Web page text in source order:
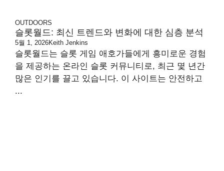
OUTDOORS
슬롯월드: 최신 트렌드와 변화에 대한 심층 분석
5월 1, 2026Keith Jenkins
슬롯월드는 슬롯 게임 애호가들에게 흥미로운 경험
을 제공하는 온라인 슬롯 커뮤니티로, 최근 몇 년간
많은 인기를 끌고 있습니다. 이 사이트는 안전하고
...